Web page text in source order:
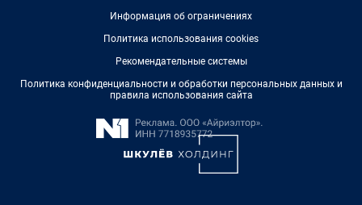
Информация об ограничениях
Политика использования cookies
Рекомендательные системы
Политика конфиденциальности и обработки персональных данных и
правила использования сайта